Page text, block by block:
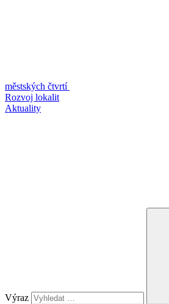
městských čtvrtí
Rozvoj lokalit
Aktuality
Výraz